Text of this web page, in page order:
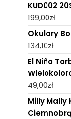
KUD002
199,00zł
Okulary
134,10zł
El Niño
49,00zł
Milly Mally